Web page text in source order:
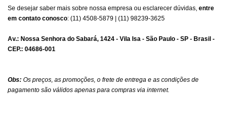
Se desejar saber mais sobre nossa empresa ou esclarecer dúvidas, entre
em contato conosco: (11) 4508-5879 | (11) 98239-3625
Av.: Nossa Senhora do Sabará, 1424 - Vila Isa - São Paulo - SP - Brasil -
CEP.: 04686-001
Obs: Os preços, as promoções, o frete de entrega e as condições de
pagamento são válidos apenas para compras via internet.